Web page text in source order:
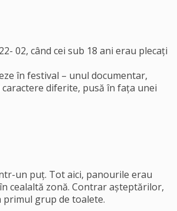
02, când cei sub 18 ani erau plecați
în festival – unul documentar,
diferite, pusă în fața unei
un puț. Tot aici, panourile erau
cealaltă zonă. Contrar așteptărilor,
primul grup de toalete.